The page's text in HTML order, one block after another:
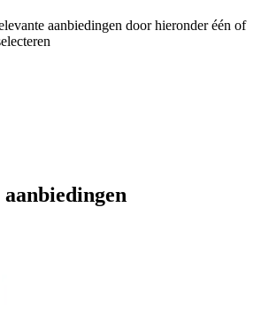
aanbiedingen door hieronder één of